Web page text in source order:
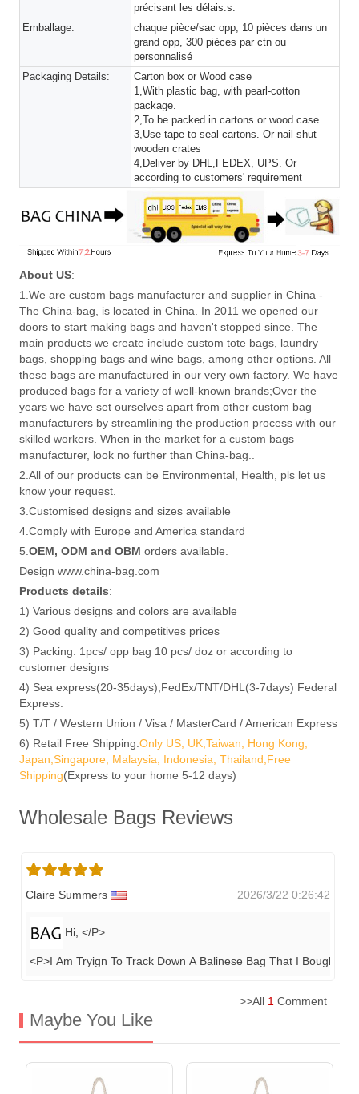
précisant les délais.s.
Emballage:
chaque pièce/sac opp, 10 pièces dans un
grand opp, 300 pièces par ctn ou
personnalisé
Packaging Details:
Carton box or Wood case
1,With plastic bag, with pearl-cotton
package.
2,To be packed in cartons or wood case.
3,Use tape to seal cartons. Or nail shut
wooden crates
4,Deliver by DHL,FEDEX, UPS. Or
according to customers' requirement
About US:
1.We are custom bags manufacturer and supplier in China -
The China-bag, is located in China. In 2011 we opened our
doors to start making bags and haven't stopped since. The
main products we create include custom tote bags, laundry
bags, shopping bags and wine bags, among other options. All
these bags are manufactured in our very own factory. We have
produced bags for a variety of well-known brands;Over the
years we have set ourselves apart from other custom bag
manufacturers by streamlining the production process with our
skilled workers. When in the market for a custom bags
manufacturer, look no further than China-bag..
2.All of our products can be Environmental, Health, pls let us
know your request.
3.Customised designs and sizes available
4.Comply with Europe and America standard
5. OEM, ODM and OBM orders available.
Design www.china-bag.com
Products details:
1) Various designs and colors are available
2) Good quality and competitives prices
3) Packing: 1pcs/ opp bag 10 pcs/ doz or according to
customer designs
4) Sea express(20-35days),FedEx/TNT/DHL(3-7days) Federal
Express.
5) T/T / Western Union / Visa / MasterCard / American Express
6) Retail Free Shipping:Only US, UK,Taiwan, Hong Kong,
Japan,Singapore, Malaysia, Indonesia, Thailand,Free
Shipping(Express to your home 5-12 days)
Wholesale Bags Reviews
Claire Summers 2026/3/22 0:26:42
Hi, </P>
<P>I Am Tryign To Track Down A Balinese Bag That I Bought
>>All 1 Comment
Maybe You Like